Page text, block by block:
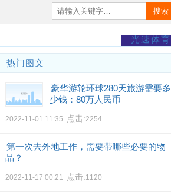
搜索
光速体育
热门图文
豪华游轮环球280天旅游需要多
少钱：80万人民币
2022-11-01 11:35 点击:2254
第一次去外地工作，需要带哪些必要的物
品？
2022-11-17 00:21 点击:1120